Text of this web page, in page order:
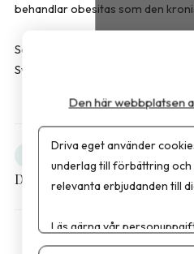
behandlar obesitas som den
Sara Bussqvist är leg. dietist och
Sverige som erbjuder kosttillskott
Debatt
Dela artikeln
Den här webbplatsen
Driva eget använder
underlag till förbättring
relevanta erbjudanden till
Läs gärna vår
Om du vill ändra ditt val i